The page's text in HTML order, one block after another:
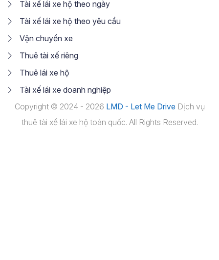
Tài xế lái xe hộ theo ngày
Tài xế lái xe hộ theo yêu cầu
Vận chuyển xe
Thuê tài xế riêng
Thuê lái xe hộ
Tài xế lái xe doanh nghiệp
Copyright © 2024 - 2026 LMD - Let Me Drive Dịch vụ
thuê tài xế lái xe hộ toàn quốc. All Rights Reserved.